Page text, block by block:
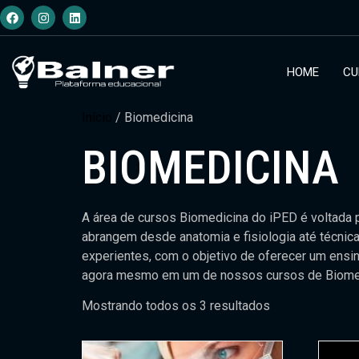
HOME
/ Biomedicina
BIOMEDICINA
A área de cursos Biomedicina do iPED é
abrangem desde anatomia e fisiologia até
experientes, com o objetivo de oferecer um
agora mesmo em um de nossos cursos de
Mostrando todos os 3 resultados